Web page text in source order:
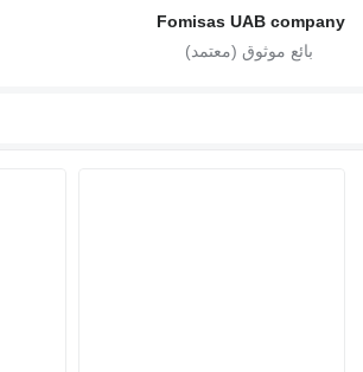
Fomisas UAB company